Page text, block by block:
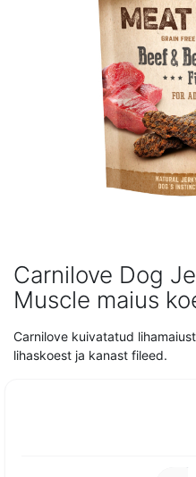
Carnilove Dog
Muscle maius
Carnilove kuivatatud
lihaskoest ja kanast fileed.
pildigalerii
algusesse